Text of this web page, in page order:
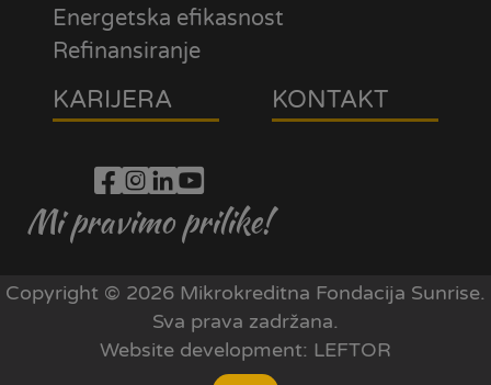
Energetska efikasnost
Refinansiranje
KARIJERA KONTAKT
Mi pravimo prilike!
Copyright © 2026 Mikrokreditna Fondacija Sunrise.
Sva prava zadržana.
Website development: LEFTOR